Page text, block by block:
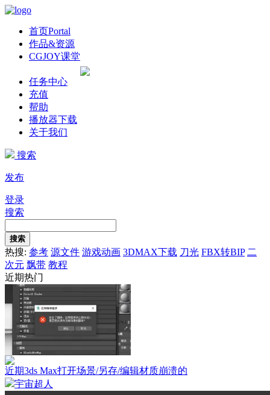
首页Portal
作品&资源
CGJOY课堂
任务中心
充值
帮助
播放器下载
关于我们
搜索
发布
登录
搜索
搜索
热搜: 参考 源文件 游戏动画 3DMAX下载 刀光 FBX转BIP 二
次元 飘带 教程
近期热门
近期3ds Max打开场景/另存/编辑材质崩溃的
宇宙超人